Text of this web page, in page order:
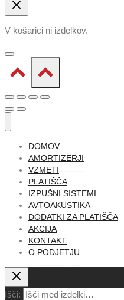
V košarici ni izdelkov.
DOMOV
AMORTIZERJI
VZMETI
PLATIŠČA
IZPUŠNI SISTEMI
AVTOAKUSTIKA
DODATKI ZA PLATIŠČA
AKCIJA
KONTAKT
O PODJETJU
Išči: